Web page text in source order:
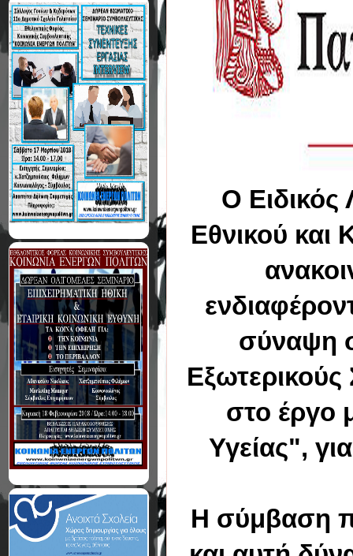
Ο
Εθνικού και
σύναψη
στο έργο
Υγείας",
Η σύμβαση